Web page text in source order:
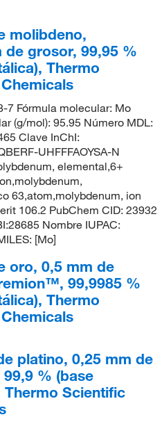
molibdeno,
de grosor, 99,95 %
Thermo
7 Fórmula molecular: Mo
(g/mol): 95.95 Número MDL:
Clave InChI:
UHFFFAOYSA-N
elemental,6+
63,atom,molybdenum, ion
106.2 PubChem CID: 23932
Nombre IUPAC:
[Mo]
oro, 0,5 mm de
99,9985 %
Thermo
platino, 0,25 mm de
% (base
Thermo Scientific